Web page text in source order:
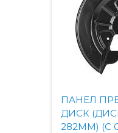
ПАНЕЛ
ДИСК
282MM)